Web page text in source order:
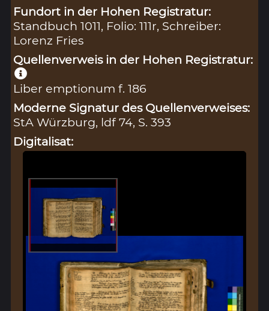
Fundort in der Hohen Registratur:
Standbuch 1011, Folio: 111r, Schreiber:
Lorenz Fries
Quellenverweis in der Hohen Registratur:
Liber emptionum f. 186
Moderne Signatur des Quellenverweises:
StA Würzburg, ldf 74, S. 393
Digitalisat: